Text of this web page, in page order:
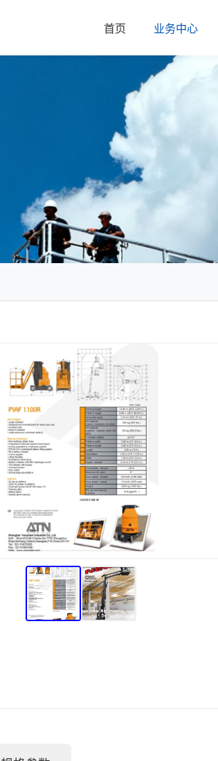
首页 业务中心